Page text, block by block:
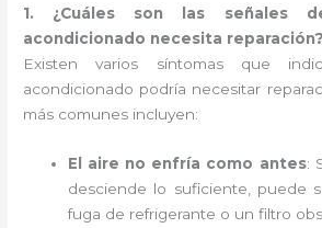
1. ¿Cuáles son las señales
acondicionado necesita reparación?
Existen varios síntomas que
acondicionado podría necesitar
más comunes incluyen:
El aire no enfría como antes:
desciende lo suficiente, puede
fuga de refrigerante o un filtro